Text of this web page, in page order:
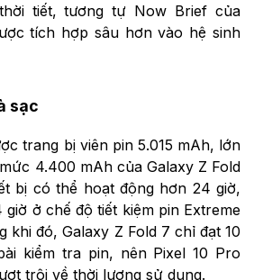
tiết, tương tự Now Brief của
tích hợp sâu hơn vào hệ sinh
sạc
trang bị viên pin 5.015 mAh, lớn
4.400 mAh của Galaxy Z Fold
bị có thể hoạt động hơn 24 giờ,
ở chế độ tiết kiệm pin Extreme
khi đó, Galaxy Z Fold 7 chỉ đạt 10
kiểm tra pin, nên Pixel 10 Pro
trội về thời lượng sử dụng.